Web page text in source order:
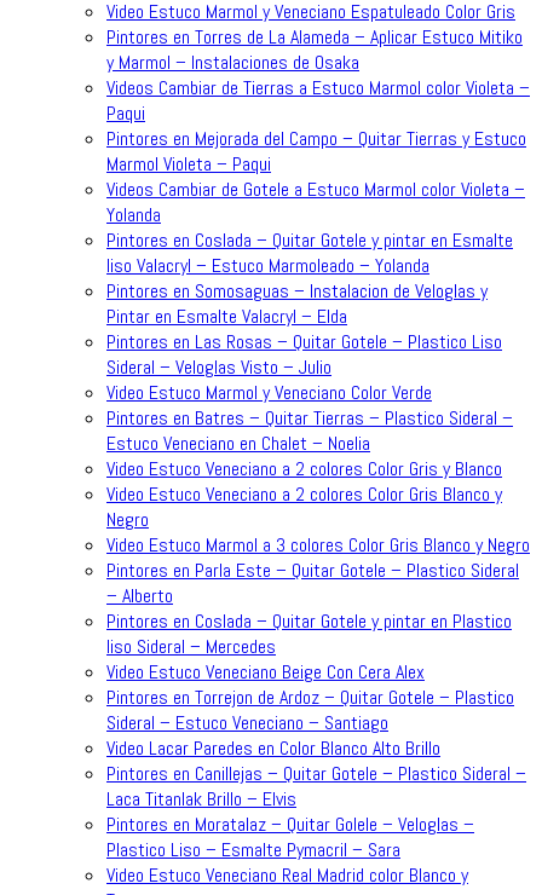
Video Estuco Marmol y Veneciano Espatuleado Color Gris
Pintores en Torres de La Alameda – Aplicar Estuco Mitiko
y Marmol – Instalaciones de Osaka
Videos Cambiar de Tierras a Estuco Marmol color Violeta –
Paqui
Pintores en Mejorada del Campo – Quitar Tierras y Estuco
Marmol Violeta – Paqui
Videos Cambiar de Gotele a Estuco Marmol color Violeta –
Yolanda
Pintores en Coslada – Quitar Gotele y pintar en Esmalte
liso Valacryl – Estuco Marmoleado – Yolanda
Pintores en Somosaguas – Instalacion de Veloglas y
Pintar en Esmalte Valacryl – Elda
Pintores en Las Rosas – Quitar Gotele – Plastico Liso
Sideral – Veloglas Visto – Julio
Video Estuco Marmol y Veneciano Color Verde
Pintores en Batres – Quitar Tierras – Plastico Sideral –
Estuco Veneciano en Chalet – Noelia
Video Estuco Veneciano a 2 colores Color Gris y Blanco
Video Estuco Veneciano a 2 colores Color Gris Blanco y
Negro
Video Estuco Marmol a 3 colores Color Gris Blanco y Negro
Pintores en Parla Este – Quitar Gotele – Plastico Sideral
– Alberto
Pintores en Coslada – Quitar Gotele y pintar en Plastico
liso Sideral – Mercedes
Video Estuco Veneciano Beige Con Cera Alex
Pintores en Torrejon de Ardoz – Quitar Gotele – Plastico
Sideral – Estuco Veneciano – Santiago
Video Lacar Paredes en Color Blanco Alto Brillo
Pintores en Canillejas – Quitar Gotele – Plastico Sideral –
Laca Titanlak Brillo – Elvis
Pintores en Moratalaz – Quitar Golele – Veloglas –
Plastico Liso – Esmalte Pymacril – Sara
Video Estuco Veneciano Real Madrid color Blanco y